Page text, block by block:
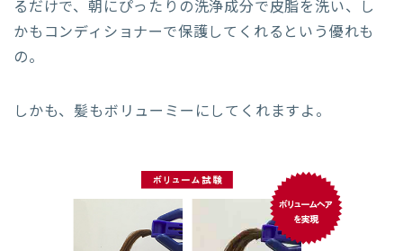
るだけで、朝にぴったりの洗浄成分で皮脂を洗い、し
かもコンディショナーで保護してくれるという優れも
の。
しかも、髪もボリューミーにしてくれますよ。